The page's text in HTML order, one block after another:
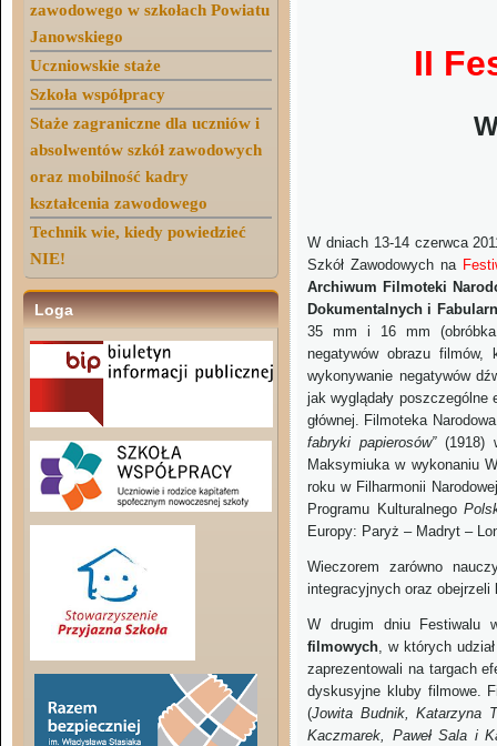
zawodowego w szkołach Powiatu
Janowskiego
Uczniowskie staże
Szkoła współpracy
Staże zagraniczne dla uczniów i
absolwentów szkół zawodowych
oraz mobilność kadry
kształcenia zawodowego
Technik wie, kiedy powiedzieć
NIE!
Loga
II
W dniach 13-14 czerwca
Szkół Zawodowych na
Archiwum Filmoteki
Dokumentalnych i
35 mm i 16 mm (obróbka
negatywów obrazu filmów,
wykonywanie negatywów
jak wyglądały
głównej. Filmoteka
fabryki papierosów”(1918)
Maksymiuka w wykonaniu
roku w Filharmonii
Programu Kulturalnego
Europy: Paryż – Madryt –
Wieczorem zarówno
integracyjnych oraz
W drugim dniu Festiwalu
filmowych, w których
zaprezentowali na targach
dyskusyjne kluby filmowe.
(Jowita Budnik, Katarzyna
Kaczmarek, Paweł Sala i